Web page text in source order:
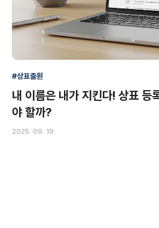
#상표출원
내 이름은 내가 지킨다! 상표 등
야 할까?
2025. 09. 19